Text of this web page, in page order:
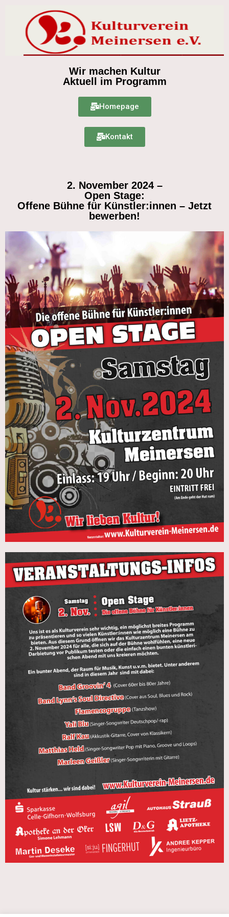
Wir machen Kultur
Aktuell im Programm
Homepage
Kontakt
2. November 2024 –
Open Stage:
Offene Bühne für Künstler:innen – Jetzt
bewerben!